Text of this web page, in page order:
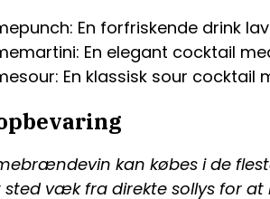
En forfriskende drink
En elegant cocktail
En klassisk sour
kan købes i de
væk fra direkte sollys for